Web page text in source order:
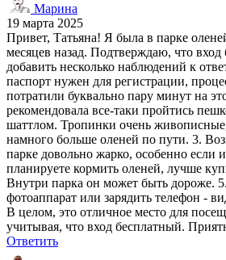
Марина
19 марта 2025
Привет, Татьяна! Я была в парке
месяцев назад. Подтверждаю, что
добавить несколько наблюдений к
паспорт нужен для регистрации,
потратили буквально пару минут на
рекомендовала все-таки пройтись
шаттлом. Тропинки очень
намного больше оленей по пути. 3.
парке довольно жарко, особенно если
планируете кормить оленей, лучше
Внутри парка он может быть дороже. 5.
фотоаппарат или зарядить телефон -
В целом, это отличное место для
учитывая, что вход бесплатный.
Ответить